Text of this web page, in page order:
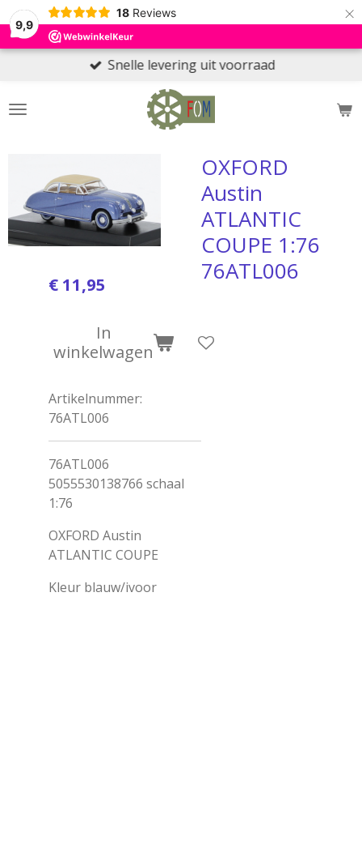
9,9
18 Reviews ×
Snelle levering uit voorraad
OXFORD
Austin
ATLANTIC
COUPE 1:76
76ATL006
€ 11,95
In
winkelwagen
Artikelnummer:
76ATL006
76ATL006
5055530138766 schaal
1:76
OXFORD Austin
ATLANTIC COUPE
Kleur blauw/ivoor